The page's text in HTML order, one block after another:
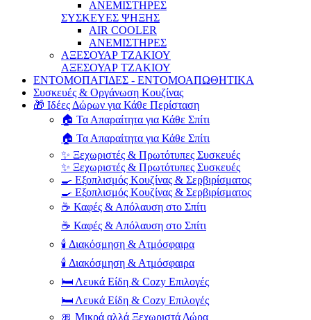
ΑΝΕΜΙΣΤΗΡΕΣ
ΣΥΣΚΕΥΕΣ ΨΗΞΗΣ
AIR COOLER
ΑΝΕΜΙΣΤΗΡΕΣ
ΑΞΕΣΟΥΑΡ ΤΖΑΚΙΟΥ
ΑΞΕΣΟΥΑΡ ΤΖΑΚΙΟΥ
ΕΝΤΟΜΟΠΑΓΙΔΕΣ - ΕΝΤΟΜΟΑΠΩΘΗΤΙΚΑ
Συσκευές & Οργάνωση Κουζίνας
🎁 Ιδέες Δώρων για Κάθε Περίσταση
🏠 Τα Απαραίτητα για Κάθε Σπίτι
🏠 Τα Απαραίτητα για Κάθε Σπίτι
✨ Ξεχωριστές & Πρωτότυπες Συσκευές
✨ Ξεχωριστές & Πρωτότυπες Συσκευές
🍳 Εξοπλισμός Κουζίνας & Σερβιρίσματος
🍳 Εξοπλισμός Κουζίνας & Σερβιρίσματος
☕ Καφές & Απόλαυση στο Σπίτι
☕ Καφές & Απόλαυση στο Σπίτι
🕯️ Διακόσμηση & Ατμόσφαιρα
🕯️ Διακόσμηση & Ατμόσφαιρα
🛏️ Λευκά Είδη & Cozy Επιλογές
🛏️ Λευκά Είδη & Cozy Επιλογές
🎀 Μικρά αλλά Ξεχωριστά Δώρα